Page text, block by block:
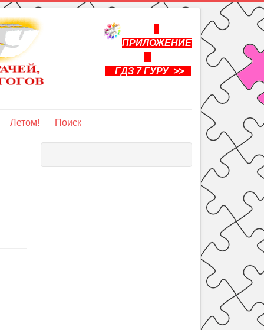
ПРИЛОЖЕНИЕ
ГДЗ 7 ГУРУ >>
Летом! Поиск